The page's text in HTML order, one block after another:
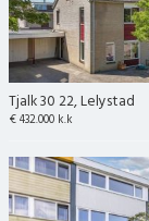
Tjalk 30 22, Lelystad
€ 432.000 k.k